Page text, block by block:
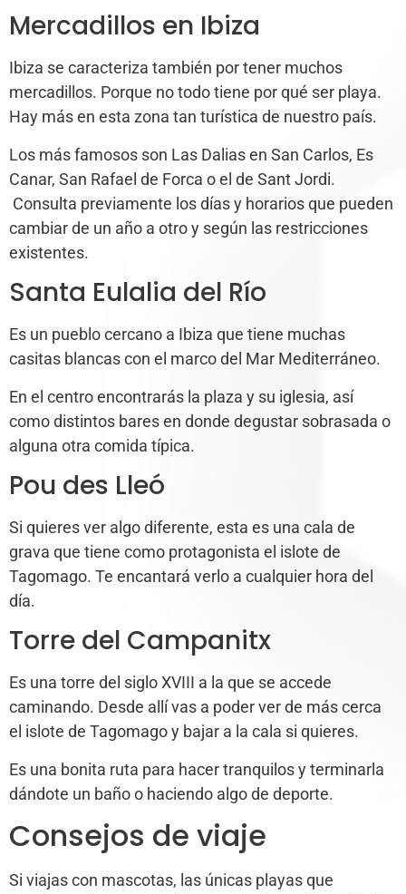
Mercadillos en Ibiza
Ibiza se caracteriza también por tener muchos
mercadillos. Porque no todo tiene por qué ser playa.
Hay más en esta zona tan turística de nuestro país.
Los más famosos son Las Dalias en San Carlos, Es
Canar, San Rafael de Forca o el de Sant Jordi.
Consulta previamente los días y horarios que pueden
cambiar de un año a otro y según las restricciones
existentes.
Santa Eulalia del Río
Es un pueblo cercano a Ibiza que tiene muchas
casitas blancas con el marco del Mar Mediterráneo.
En el centro encontrarás la plaza y su iglesia, así
como distintos bares en donde degustar sobrasada o
alguna otra comida típica.
Pou des Lleó
Si quieres ver algo diferente, esta es una cala de
grava que tiene como protagonista el islote de
Tagomago. Te encantará verlo a cualquier hora del
día.
Torre del Campanitx
Es una torre del siglo XVIII a la que se accede
caminando. Desde allí vas a poder ver de más cerca
el islote de Tagomago y bajar a la cala si quieres.
Es una bonita ruta para hacer tranquilos y terminarla
dándote un baño o haciendo algo de deporte.
Consejos de viaje
Si viajas con mascotas, las únicas playas que